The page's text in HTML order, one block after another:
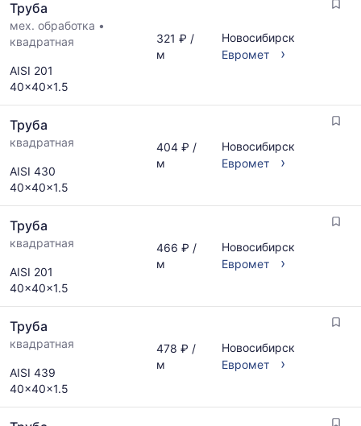
Труба
мех. обработка •
квадратная
AISI 201
40x40x1.5
321 ₽ /
м
Новосибирск
Евромет
›
Труба
квадратная
AISI 430
40x40x1.5
404 ₽ /
м
Новосибирск
Евромет
›
Труба
квадратная
AISI 201
40x40x1.5
466 ₽ /
м
Новосибирск
Евромет
›
Труба
квадратная
AISI 439
40x40x1.5
478 ₽ /
м
Новосибирск
Евромет
›